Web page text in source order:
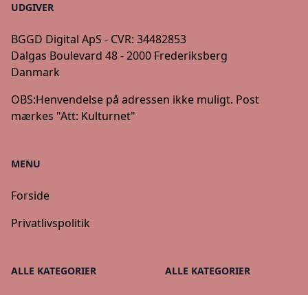
UDGIVER
BGGD Digital ApS - CVR: 34482853
Dalgas Boulevard 48 - 2000 Frederiksberg
Danmark
OBS:Henvendelse på adressen ikke muligt. Post
mærkes "Att: Kulturnet"
MENU
Forside
Privatlivspolitik
ALLE KATEGORIER ALLE KATEGORIER